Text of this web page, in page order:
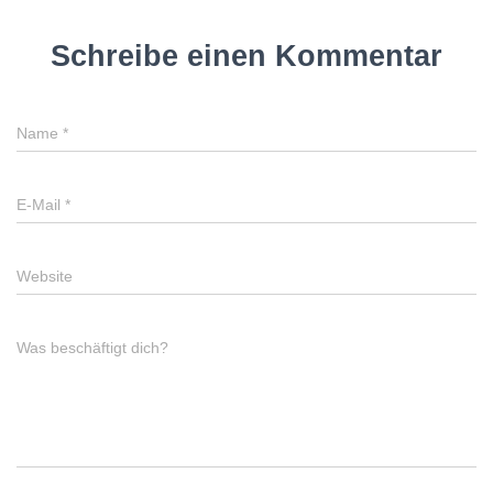
Schreibe einen Kommentar
Name *
E-Mail *
Website
Was beschäftigt dich?